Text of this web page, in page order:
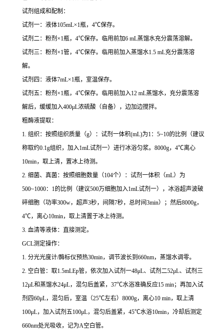
试剂组成和配制：
试剂一：液体105mL×1瓶，4℃保存。
试剂二：粉剂×1瓶，4℃保存。临用前加6 mL蒸馏水充分震荡溶解。
试剂三：粉剂×1管，4℃保存。临用前加入蒸馏水1.5 mL充分震荡溶
解。
试剂四：液体7mL×1瓶，室温保存。
试剂五：粉剂×1瓶，4℃保存。临用前加入12 mL蒸馏水，充分震荡溶
解后，缓缓加入400μL浓硫酸（自备），边加边搅拌。
粗酶液提取：
1. 组织：按照组织质量（g）：试剂一体积(mL)为1：5~10的比例（建议
称取约0.1g组织，加入1mL试剂一）进行冰浴匀浆。8000g，4℃离心
10min，取上清，置冰上待测。
2. 细菌、真菌：按照细胞数量（104个）：试剂一体积（mL）为
500~1000：1的比例（建议500万细胞加入1mL试剂一），冰浴超声波破
碎细胞（功率300w，超声3秒，间隔7秒，总时间3min）；然后8000g，
4℃，离心10min，取上清置于冰上待测。
3. 血清等液体：直接测定。
GCL测定操作：
1. 分光光度计/酶标仪预热30min，调节波长到660nm，蒸馏水调零。
2. 空白管：取1.5mLEp管，依次加入试剂一48μL、试剂二52μL、试剂三
12μL和蒸馏水24μL，混匀后盖紧，37℃水浴准确反应15 min；再加入试
剂四60μL，混匀后，室温（25℃左右）8000g，离心10 min，取上清
100μL，加入试剂五100μL，混匀后盖紧，45℃水浴10min，冷却后测定
660nm处光吸收，记为A空白管。